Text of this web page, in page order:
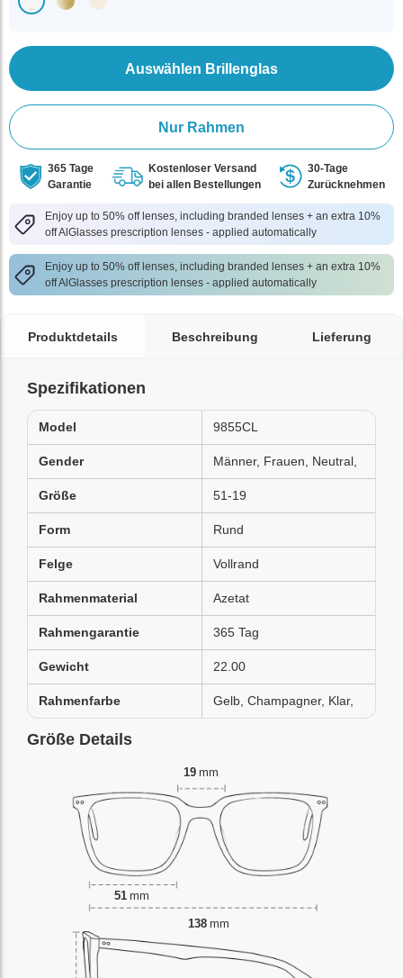
Auswählen Brillenglas
Nur Rahmen
365 Tage
Garantie
Kostenloser Versand
bei allen Bestellungen
30-Tage
Zurücknehmen
Enjoy up to 50% off lenses, including branded lenses + an extra 10%
off AlGlasses prescription lenses - applied automatically
Enjoy up to 50% off lenses, including branded lenses + an extra 10%
off AlGlasses prescription lenses - applied automatically
Produktdetails Beschreibung Lieferung
Spezifikationen
Model 9855CL
Gender Männer, Frauen, Neutral,
Größe 51-19
Form Rund
Felge Vollrand
Rahmenmaterial Azetat
Rahmengarantie 365 Tag
Gewicht 22.00
Rahmenfarbe Gelb, Champagner, Klar,
Größe Details
19 mm
51 mm
138 mm